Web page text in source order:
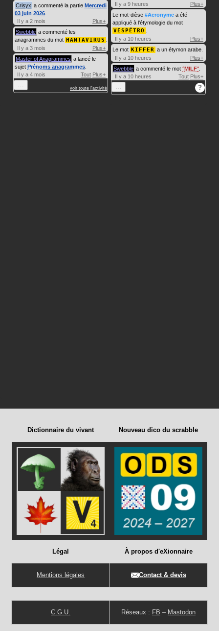
Crisyx a commenté la partie Mercredi
03 juin 2026
Il y a 2 mois
Plus+
Swebble a commenté les
anagrammes du mot HANTAVIRUS
Il y a 3 mois
Plus+
Master of Anagrammes a lancé le
sujet Prénoms anagrammes
Il y a 4 mois
Tout Plus+
… voir toute l'activité
Il y a 9 heures
Plus+
Le mot-dièse #Acronyme a été
appliqué à l'étymologie du mot
VESPÉTRO
Il y a 10 heures
Plus+
Le mot KIFFER a un étymon arabe.
Il y a 10 heures
Plus+
Swebble a commenté le mot MILF
Il y a 10 heures
Tout Plus+
… ?
Dictionnaire du vivant Nouveau dico du scrabble
Légal
Mentions légales
C.G.U.
À propos d'eXionnaire
Contact & devis
Réseaux : FB – Mastodon